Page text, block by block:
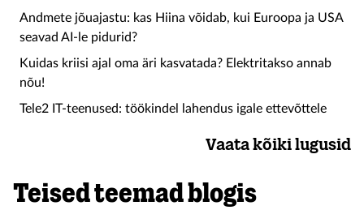
Andmete jõuajastu: kas Hiina võidab, kui Euroopa ja USA
seavad AI-le pidurid?
Kuidas kriisi ajal oma äri kasvatada? Elektritakso annab
nõu!
Tele2 IT-teenused: töökindel lahendus igale ettevõttele
Vaata kõiki lugusid
Teised teemad blogis